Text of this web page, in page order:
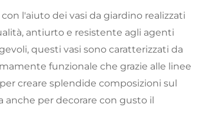
l'aiuto dei vasi da giardino realizzati
antiurto e resistente agli agenti
questi vasi sono caratterizzati da
funzionale che grazie alle linee
creare splendide composizioni sul
anche per decorare con gusto il